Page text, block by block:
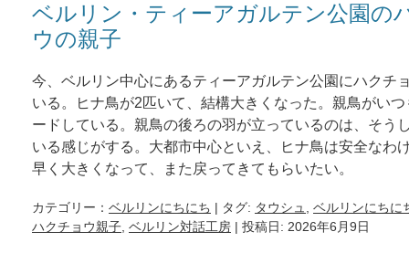
ベルリン・ティーアガルテン公園の
ウの親子
今、ベルリン中心にあるティーアガルテン公園にハクチ
いる。ヒナ鳥が2匹いて、結構大きくなった。親鳥がい
ードしている。親鳥の後ろの羽が立っているのは、そう
いる感じがする。大都市中心といえ、ヒナ鳥は安全なわ
早く大きくなって、また戻ってきてもらいたい。
カテゴリー： ベルリンにちにち | タグ: タウシュ
ベルリンにちに
ハクチョウ親子 ベルリン対話工房 | 投稿日: 2026年6月9日